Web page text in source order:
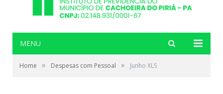
MENU
Home » Despesas com Pessoal » Junho XLS